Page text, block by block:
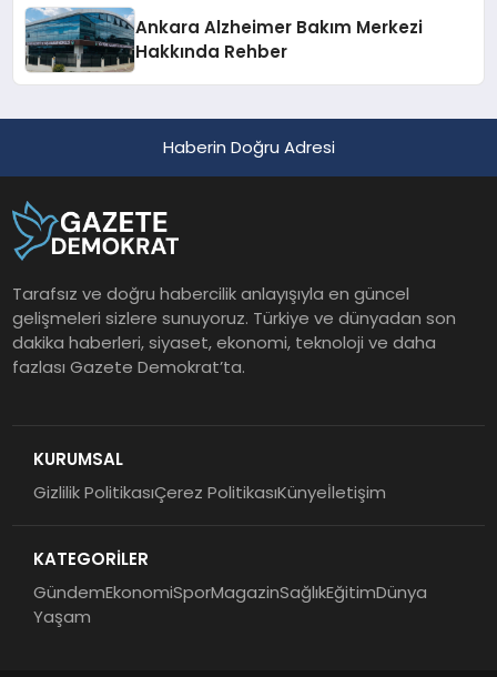
Ankara Alzheimer Bakım Merkezi
Hakkında Rehber
Haberin Doğru Adresi
Tarafsız ve doğru habercilik anlayışıyla en güncel
gelişmeleri sizlere sunuyoruz. Türkiye ve dünyadan son
dakika haberleri, siyaset, ekonomi, teknoloji ve daha
fazlası Gazete Demokrat’ta.
KURUMSAL
Gizlilik PolitikasıÇerez PolitikasıKünyeİletişim
KATEGORİLER
GündemEkonomiSporMagazinSağlıkEğitimDünya
Yaşam